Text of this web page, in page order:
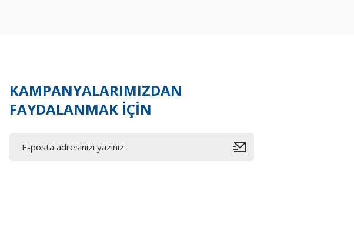
KAMPANYALARIMIZDAN
FAYDALANMAK İÇİN